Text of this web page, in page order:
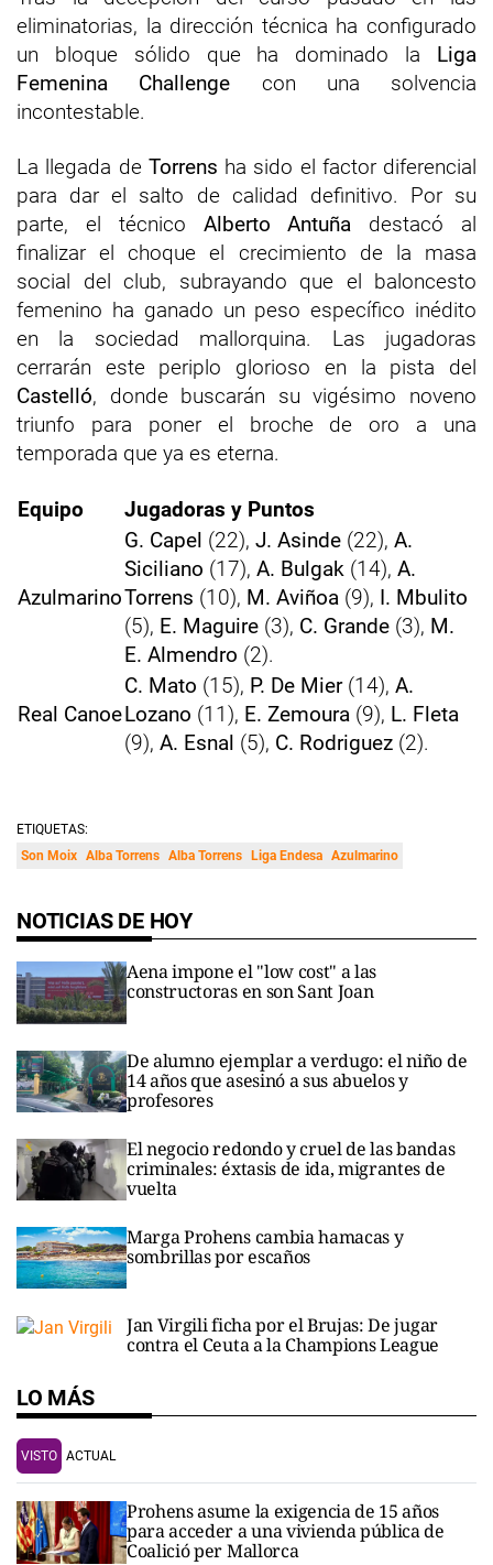
eliminatorias, la dirección técnica ha configurado
un bloque sólido que ha dominado la Liga
Femenina Challenge con una solvencia
incontestable.
La llegada de Torrens ha sido el factor diferencial
para dar el salto de calidad definitivo. Por su
parte, el técnico Alberto Antuña destacó al
finalizar el choque el crecimiento de la masa
social del club, subrayando que el baloncesto
femenino ha ganado un peso específico inédito
en la sociedad mallorquina. Las jugadoras
cerrarán este periplo glorioso en la pista del
Castelló, donde buscarán su vigésimo noveno
triunfo para poner el broche de oro a una
temporada que ya es eterna.
Equipo Jugadoras y Puntos
Azulmarino
G. Capel (22), J. Asinde (22), A.
Siciliano (17), A. Bulgak (14), A.
Torrens (10), M. Aviñoa (9), I. Mbulito
(5), E. Maguire (3), C. Grande (3), M.
E. Almendro (2).
Real Canoe
C. Mato (15), P. De Mier(14), A.
Lozano (11), E. Zemoura (9), L. Fleta
(9), A. Esnal (5), C. Rodriguez (2).
ETIQUETAS:
Son Moix Alba Torrens Alba Torrens Liga Endesa Azulmarino
NOTICIAS DE HOY
Aena impone el "low cost" a las
constructoras en son Sant Joan
De alumno ejemplar a verdugo: el niño de
14 años que asesinó a sus abuelos y
profesores
El negocio redondo y cruel de las bandas
criminales: éxtasis de ida, migrantes de
vuelta
Marga Prohens cambia hamacas y
sombrillas por escaños
Jan Virgili ficha por el Brujas: De jugar
contra el Ceuta a la Champions League
LO MÁS
VISTO ACTUAL
Prohens asume la exigencia de 15 años
para acceder a una vivienda pública de
Coalició per Mallorca